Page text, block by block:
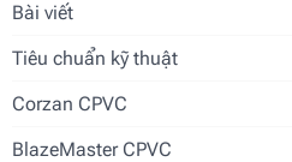
Bài viết
Tiêu chuẩn kỹ thuật
Corzan CPVC
BlazeMaster CPVC